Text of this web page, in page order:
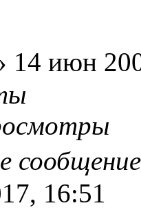
14 июн
16:51